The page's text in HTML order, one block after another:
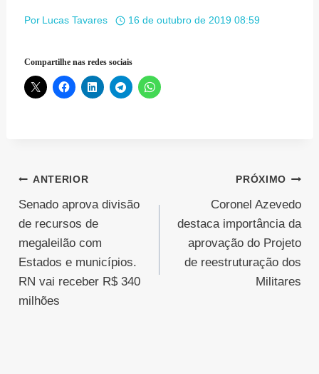
Por Lucas Tavares 16 de outubro de 2019 08:59
Compartilhe nas redes sociais
Navegação
de
Post
ANTERIOR
Senado aprova divisão
de recursos de
megaleilão com
Estados e municípios.
RN vai receber R$ 340
milhões
PRÓXIMO
Coronel Azevedo
destaca importância da
aprovação do Projeto
de reestruturação dos
Militares